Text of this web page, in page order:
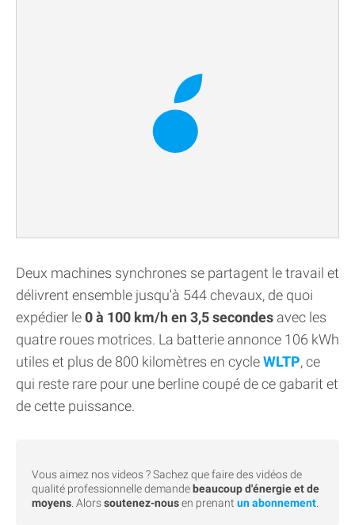
Deux machines synchrones se partagent le travail et
délivrent ensemble jusqu'à 544 chevaux, de quoi
expédier le0 à 100 km/h en 3,5 secondes avec les
quatre roues motrices. La batterie annonce 106 kWh
utiles et plus de 800 kilomètres en cycleWLTP, ce
qui reste rare pour une berline coupé de ce gabarit et
de cette puissance.
Vous aimez nos videos ? Sachez que faire des vidéos de
qualité professionnelle demande beaucoup d'énergie et de
moyens. Alorssoutenez-nousen prenant un abonnement.